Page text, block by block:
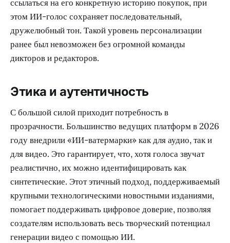
ссылаться на его конкретную историю покупок, при
этом ИИ-голос сохраняет последовательный,
дружелюбный тон. Такой уровень персонализации
ранее был невозможен без огромной команды
дикторов и редакторов.
Этика и аутентичность
С большой силой приходит потребность в
прозрачности. Большинство ведущих платформ в 2026
году внедрили «ИИ-ватермарки» как для аудио, так и
для видео. Это гарантирует, что, хотя голоса звучат
реалистично, их можно идентифицировать как
синтетические. Этот этичный подход, поддерживаемый
крупными технологическими новостными изданиями,
помогает поддерживать цифровое доверие, позволяя
создателям использовать весь творческий потенциал
генерации видео с помощью ИИ.